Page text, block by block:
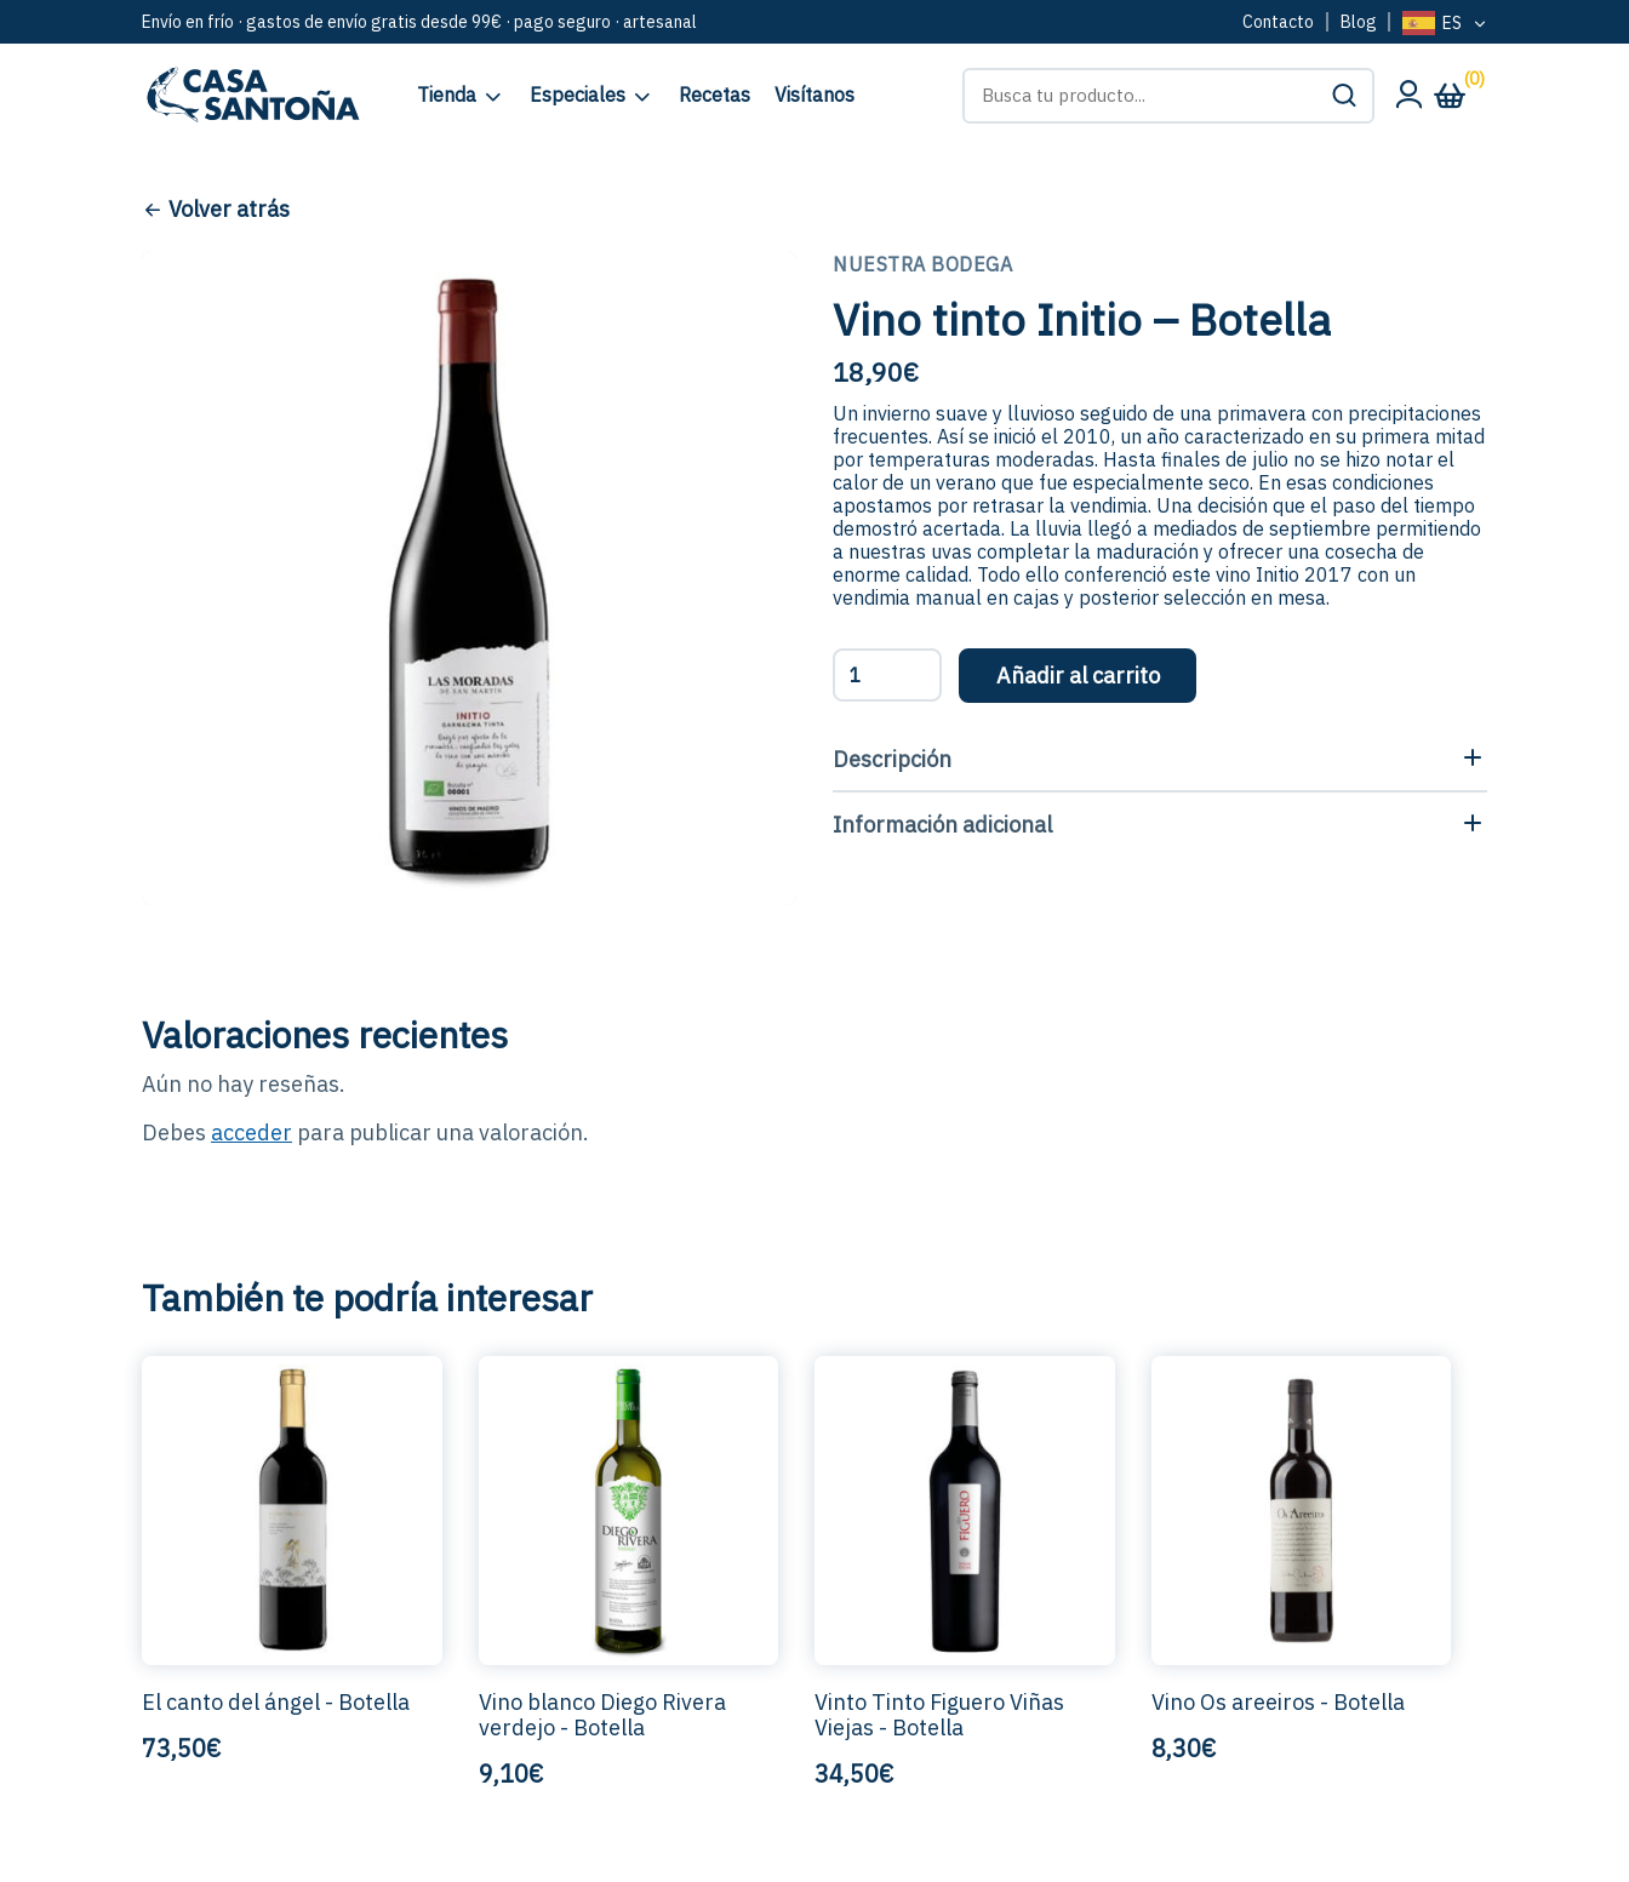
Envío en frío · gastos de envío gratis desde 99€ · pago seguro · artesanal Contacto Blog ES
Tienda Especiales Recetas Visítanos
(0)
Volver atrás
NUESTRA BODEGA
Vino tinto Initio – Botella
18,90€
Un invierno suave y lluvioso seguido de una primavera con precipitaciones
frecuentes. Así se inició el 2010, un año caracterizado en su primera mitad
por temperaturas moderadas. Hasta finales de julio no se hizo notar el
calor de un verano que fue especialmente seco. En esas condiciones
apostamos por retrasar la vendimia. Una decisión que el paso del tiempo
demostró acertada. La lluvia llegó a mediados de septiembre permitiendo
a nuestras uvas completar la maduración y ofrecer una cosecha de
enorme calidad. Todo ello conferenció este vino Initio 2017 con un
vendimia manual en cajas y posterior selección en mesa.
Vino
tinto
Initio
Botella
cantidad
Añadir al carrito
Descripción
Información adicional
Valoraciones recientes
Aún no hay reseñas.
Debes acceder para publicar una valoración.
También te podría interesar
El canto del ángel - Botella
73,50€
Vino blanco Diego Rivera
verdejo - Botella
9,10€
Vinto Tinto Figuero Viñas
Viejas - Botella
34,50€
Vino Os areeiros - Botella
8,30€